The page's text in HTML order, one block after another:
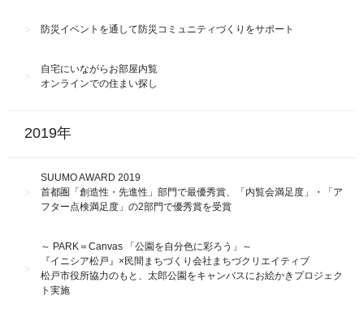
防災イベントを通して防災コミュニティづくりをサポート
自宅にいながらお部屋内覧
オンラインでの住まい探し
2019年
SUUMO AWARD 2019
首都圏「創造性・先進性」部門で最優秀賞、「内覧会満足度」・「ア
フター点検満足度」の2部門で優秀賞を受賞
～ PARK＝Canvas 「公園を自分色に彩ろう」～
『イニシア松戸』×民間まちづくり会社まちづクリエイティブ
松戸市役所協力のもと、太郎公園をキャンバスにお絵かきプロジェク
ト実施